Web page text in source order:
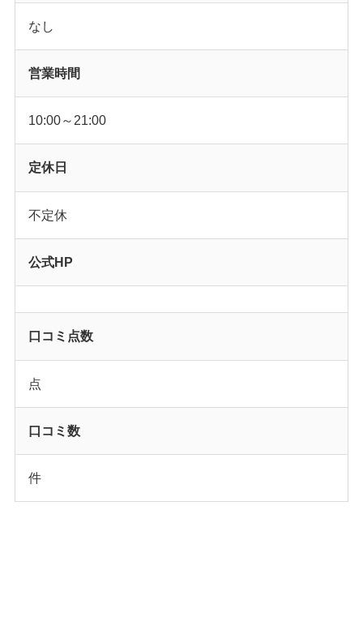
なし
営業時間
10:00～21:00
定休日
不定休
公式HP
口コミ点数
点
口コミ数
件